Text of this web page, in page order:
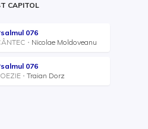
CAPITOL
076
Nicolae Moldoveanu
076
Traian Dorz